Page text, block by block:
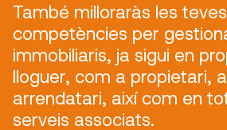
També milloraràs les teves
competències per
immobiliaris, ja sigui en
lloguer, com a propietari,
arrendatari, així com en
serveis associats.